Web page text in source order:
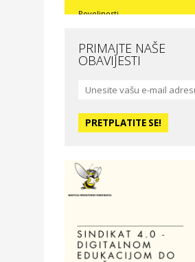
Povoljnosti
Moda i ljepota
studio – Osijek
Zdravlje i osiguranje
Odmor
PRIMAJTE NAŠE
OBAVIJESTI